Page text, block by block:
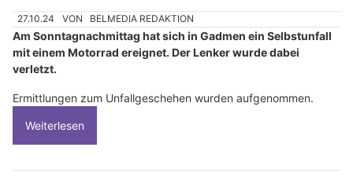
27.10.24 VON BELMEDIA REDAKTION
Am Sonntagnachmittag hat sich in Gadmen ein Selbstunfall
mit einem Motorrad ereignet. Der Lenker wurde dabei
verletzt.
Ermittlungen zum Unfallgeschehen wurden aufgenommen.
Weiterlesen